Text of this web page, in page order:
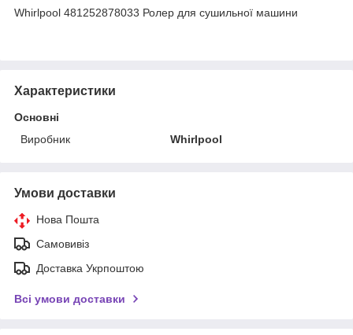
Whirlpool 481252878033 Ролер для сушильної машини
Характеристики
Основні
Виробник
Whirlpool
Умови доставки
Нова Пошта
Самовивіз
Доставка Укрпоштою
Всі умови доставки